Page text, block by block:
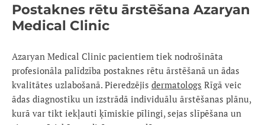
Postaknes rētu ārstēšana Azaryan
Medical Clinic
Azaryan Medical Clinic pacientiem tiek nodrošināta
profesionāla palīdzība postaknes rētu ārstēšanā un ādas
kvalitātes uzlabošanā. Pieredzējis dermatologs Rīgā veic
ādas diagnostiku un izstrādā individuālu ārstēšanas plānu,
kurā var tikt iekļauti ķīmiskie pīlingi, sejas slīpēšana un